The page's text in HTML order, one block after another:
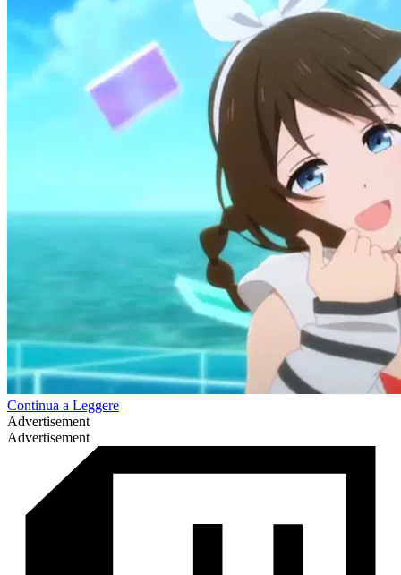
Continua a Leggere
Advertisement
Advertisement